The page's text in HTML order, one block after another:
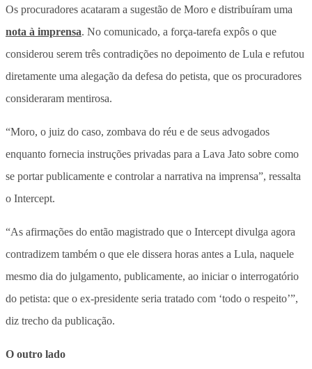
Os procuradores acataram a sugestão de Moro e distribuíram uma
nota à imprensa. No comunicado, a força-tarefa expôs o que
considerou serem três contradições no depoimento de Lula e refutou
diretamente uma alegação da defesa do petista, que os procuradores
consideraram mentirosa.
“Moro, o juiz do caso, zombava do réu e de seus advogados
enquanto fornecia instruções privadas para a Lava Jato sobre como
se portar publicamente e controlar a narrativa na imprensa”, ressalta
o Intercept.
“As afirmações do então magistrado que o Intercept divulga agora
contradizem também o que ele dissera horas antes a Lula, naquele
mesmo dia do julgamento, publicamente, ao iniciar o interrogatório
do petista: que o ex-presidente seria tratado com ‘todo o respeito’”,
diz trecho da publicação.
O outro lado